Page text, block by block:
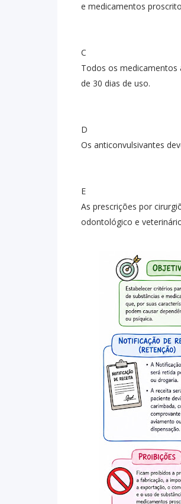
e medicamentos
C
Todos os
de 30 dias de uso.
D
Os anticonvulsivantes
E
As prescrições por
odontológico e